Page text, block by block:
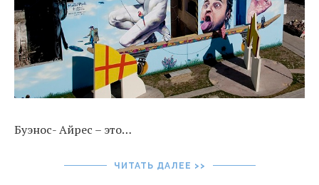
Буэнос- Айрес – это…
ЧИТАТЬ ДАЛЕЕ >>